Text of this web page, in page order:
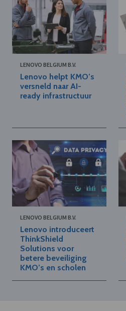
LENOVO BELGIUM B.V.
Lenovo helpt KMO’s
versneld naar AI-
ready infrastructuur
LENOVO BELGIUM B.V.
Lenovo introduceert
ThinkShield
Solutions voor
betere beveiliging
KMO’s en scholen